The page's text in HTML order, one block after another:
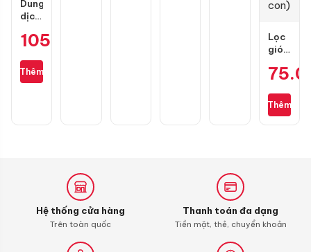
Dung
dịch
sinh
đốt
Liqui
105.000
Thêm
Lọc
gió
cho
S110,
RSX
con)
Thêm
Hệ thống cửa hàng
Trên toàn quốc
Thanh toán đa dạng
Tiền mặt, thẻ, chuyển khoản